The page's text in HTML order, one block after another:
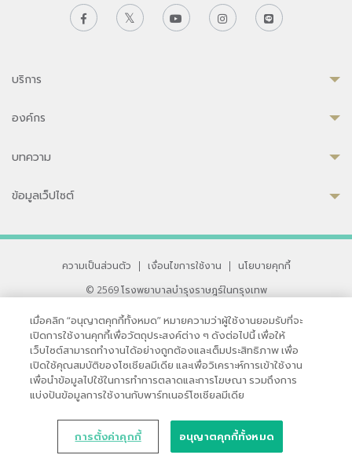
บริการ
องค์กร
บทความ
ข้อมูลเว็ปไซต์
ความเป็นส่วนตัว | เงื่อนไขการใช้งาน |
นโยบายคุกกี้
© 2569 โรงพยาบาลบำรุงราษฎร์ในกรุงเทพ
33 สุขุมวิท ซอย 3 เขตวัฒนา กรุงเทพ 10110 ประเทศไทย
หากท่านมีข้อคิดเห็นหรือปัญหาในการใช้เว็บไซต์ของเรา
เมื่อคลิก “อนุญาตคุกกี้ทั้งหมด” หมายความว่าผู้ใช้งานยอมรับที่จะ
เปิดการใช้งานคุกกี้เพื่อวัตถุประสงค์ต่าง ๆ ดังต่อไปนี้ เพื่อให้
เว็บไซต์สามารถทำงานได้อย่างถูกต้องและเต็มประสิทธิภาพ เพื่อ
เปิดใช้คุณสมบัติของโซเชียลมีเดีย และเพื่อวิเคราะห์การเข้าใช้งาน
เพื่อนำข้อมูลไปใช้ในการทำการตลาดและการโฆษณา รวมถึงการ
แบ่งปันข้อมูลการใช้งานกับพาร์ทเนอร์โซเชียลมีเดีย
การตั้งค่าคุกกี้ อนุญาตคุกกี้ทั้งหมด